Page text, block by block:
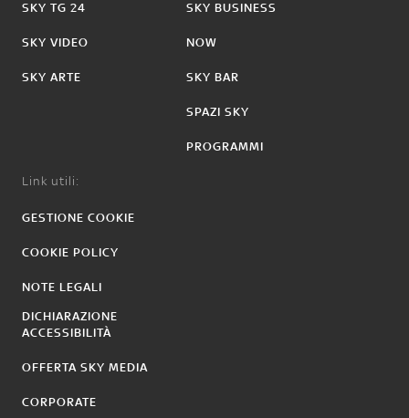
SKY TG 24
SKY VIDEO
SKY ARTE
SKY BUSINESS
NOW
SKY BAR
SPAZI SKY
PROGRAMMI
Link utili:
GESTIONE COOKIE
COOKIE POLICY
NOTE LEGALI
DICHIARAZIONE
ACCESSIBILITÀ
OFFERTA SKY MEDIA
CORPORATE